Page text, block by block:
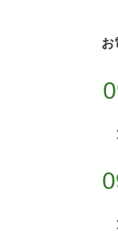
お
定
定